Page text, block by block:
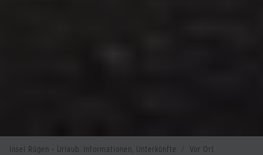
Insel Rügen - Urlaub, Informationen, Unterkünfte
Vor Ort